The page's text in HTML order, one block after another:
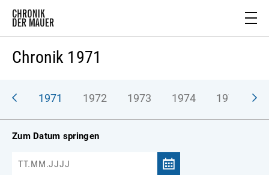
Chronik 1971
1971 1972 1973 1974 1975
Zum Datum springen